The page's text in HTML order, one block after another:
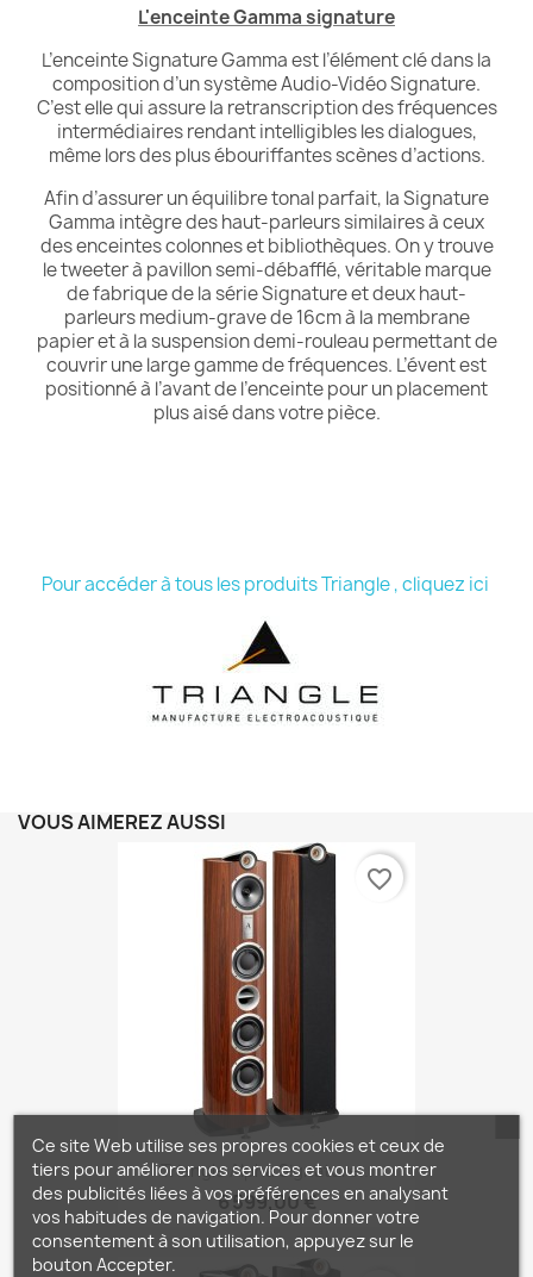
L'enceinte Gamma signature
L’enceinte Signature Gamma est l’élément clé dans la
composition d’un système Audio-Vidéo Signature.
C’est elle qui assure la retranscription des fréquences
intermédiaires rendant intelligibles les dialogues,
même lors des plus ébouriffantes scènes d’actions.
Afin d’assurer un équilibre tonal parfait, la Signature
Gamma intègre des haut-parleurs similaires à ceux
des enceintes colonnes et bibliothèques. On y trouve
le tweeter à pavillon semi-débafflé, véritable marque
de fabrique de la série Signature et deux haut-
parleurs medium-grave de 16cm à la membrane
papier et à la suspension demi-rouleau permettant de
couvrir une large gamme de fréquences. L’évent est
positionné à l’avant de l’enceinte pour un placement
plus aisé dans votre pièce.
Pour accéder à tous les produits Triangle , cliquez ici
VOUS AIMEREZ AUSSI
Triangle Alpha Signature...
6 599,00 €
favorite_border
Ce site Web utilise ses propres cookies et ceux de
tiers pour améliorer nos services et vous montrer
des publicités liées à vos préférences en analysant
vos habitudes de navigation. Pour donner votre
consentement à son utilisation, appuyez sur le
bouton Accepter.